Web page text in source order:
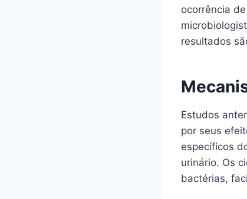
ocorrência
resultados
Estudos
por seus
específicos
urinário. Os
bactérias,